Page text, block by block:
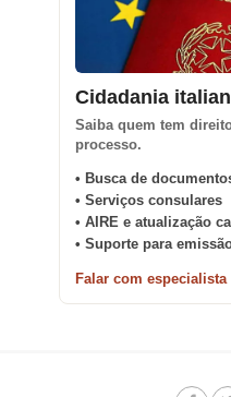
Cidadania
Saiba quem tem
processo.
• Busca de
• Serviços consulares
• AIRE e atualização
• Suporte para
Falar com